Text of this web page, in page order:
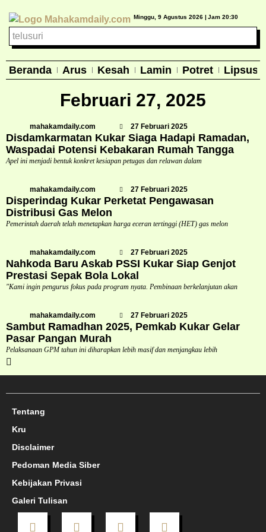
Minggu, 9 Agustus 2026 | Jam 20:30
Beranda Arus Kesah Lamin Potret Lipsus
Februari 27, 2025
mahakamdaily.com 27 Februari 2025
Disdamkarmatan Kukar Siaga Hadapi Ramadan,
Waspadai Potensi Kebakaran Rumah Tangga
Apel ini menjadi bentuk konkret kesiapan petugas dan relawan dalam
mahakamdaily.com 27 Februari 2025
Disperindag Kukar Perketat Pengawasan
Distribusi Gas Melon
Pemerintah daerah telah menetapkan harga eceran tertinggi (HET) gas melon
mahakamdaily.com 27 Februari 2025
Nahkoda Baru Askab PSSI Kukar Siap Genjot
Prestasi Sepak Bola Lokal
"Kami ingin pengurus fokus pada program nyata. Pembinaan berkelanjutan akan
mahakamdaily.com 27 Februari 2025
Sambut Ramadhan 2025, Pemkab Kukar Gelar
Pasar Pangan Murah
Pelaksanaan GPM tahun ini diharapkan lebih masif dan menjangkau lebih
Tentang
Kru
Disclaimer
Pedoman Media Siber
Kebijakan Privasi
Galeri Tulisan